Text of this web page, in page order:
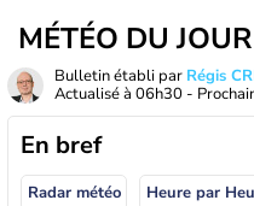
MÉTÉO DU JOUR
Bulletin établi par Régis
Actualisé à 06h30 -
En bref
Radar météo Heure par